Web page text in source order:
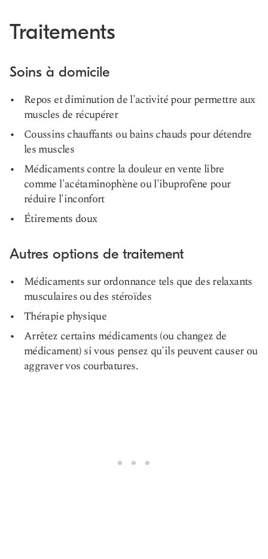
Traitements
Soins à domicile
Repos et diminution de l'activité pour permettre aux
muscles de récupérer
Coussins chauffants ou bains chauds pour détendre
les muscles
Médicaments contre la douleur en vente libre
comme l'acétaminophène ou l'ibuprofène pour
réduire l'inconfort
Étirements doux
Autres options de traitement
Médicaments sur ordonnance tels que des relaxants
musculaires ou des stéroïdes
Thérapie physique
Arrêtez certains médicaments (ou changez de
médicament) si vous pensez qu'ils peuvent causer ou
aggraver vos courbatures.